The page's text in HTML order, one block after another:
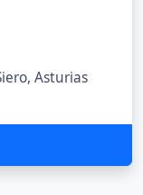
Asturias